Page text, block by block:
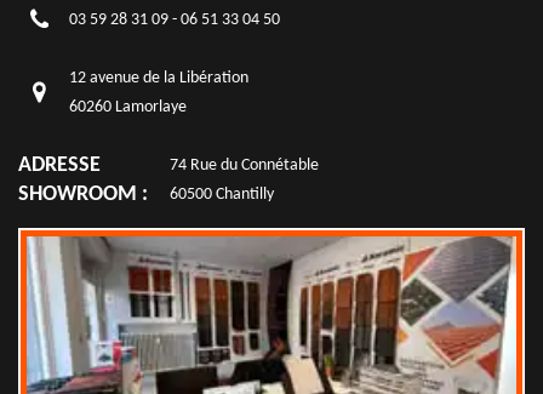
03 59 28 31 09 - 06 51 33 04 50
12 avenue de la Libération
60260 Lamorlaye
ADRESSE
SHOWROOM :
74 Rue du Connétable
60500 Chantilly